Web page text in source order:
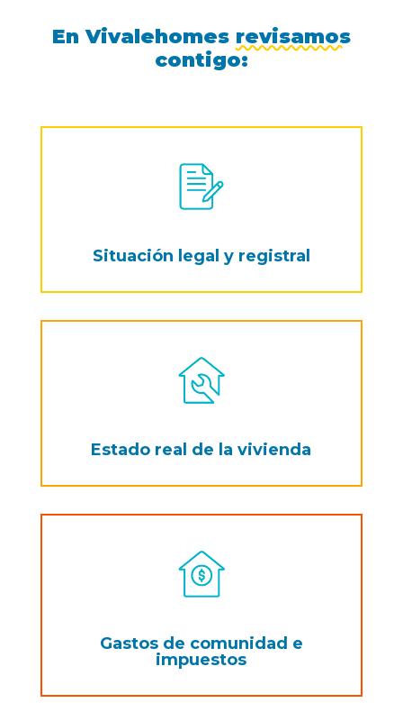
En Vivalehomes revisamos
contigo:
Situación legal y registral
Estado real de la vivienda
Gastos de comunidad e
impuestos